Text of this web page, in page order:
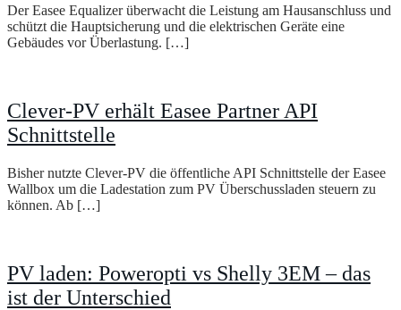
Der Easee Equalizer überwacht die Leistung am Hausanschluss und
schützt die Hauptsicherung und die elektrischen Geräte eine
Gebäudes vor Überlastung. […]
Clever-PV erhält Easee Partner API
Schnittstelle
Bisher nutzte Clever-PV die öffentliche API Schnittstelle der Easee
Wallbox um die Ladestation zum PV Überschussladen steuern zu
können. Ab […]
PV laden: Poweropti vs Shelly 3EM – das
ist der Unterschied